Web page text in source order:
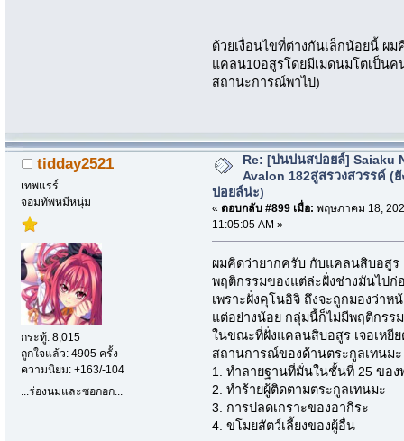
ด้วยเงื่อนไขที่ต่างกันเล็กน้อยนี้ ผ
แคลน10อสูรโดยมีเมดนมโตเป็น
สถานะการณ์พาไป)
tidday2521
เทพแรร์
จอมทัพหมีหนุ่ม
กระทู้: 8,015
ถูกใจแล้ว: 4905 ครั้ง
ความนิยม: +163/-104
...ร่องนมและซอกอก...
Re: [บ่นปนสปอยล์] Saiaku
Avalon 182สู่สรวงสวรรค์ (ยั
ปอยล์น่ะ)
« ตอบกลับ #899 เมื่อ: พฤษภาคม 18,
11:05:05 AM »
ผมคิดว่ายากครับ กับแคลนสิบอสูร
พฤติกรรมของแต่ล่ะฝั่งช่างมันไปก่
เพราะฝั่งคุโนอิจิ ถึงจะถูกมองว่าห
แต่อย่างน้อย กลุ่มนี้ก็ไม่มีพฤติกรร
ในขณะที่ฝั่งแคลนสิบอสูร เจอเหยี
สถานการณ์ของด้านตระกูลเทนม
1. ทำลายฐานที่มั่นในชั้นที่ 25 ขอ
2. ทำร้ายผู้ติดตามตระกูลเทนมะ
3. การปลดเกราะของอากิระ
4. ขโมยสัตว์เลี้ยงของผู้อื่น